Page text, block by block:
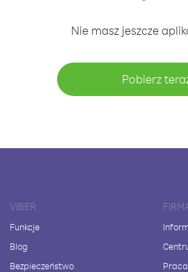
Nie masz jeszcze
Pobierz
VIBER
Funkcje
Blog
Bezpieczeństwo
Praca